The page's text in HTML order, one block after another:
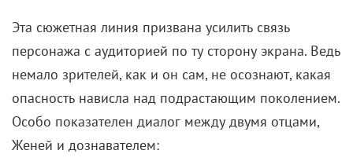
Эта сюжетная линия призвана усилить связь
персонажа с аудиторией по ту сторону экрана. Ведь
немало зрителей, как и он сам, не осознают, какая
опасность нависла над подрастающим поколением.
Особо показателен диалог между двумя отцами,
Женей и дознавателем: